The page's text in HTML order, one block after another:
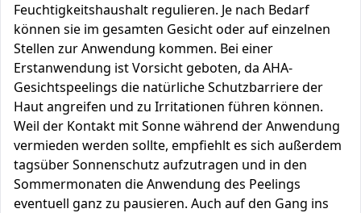
Feuchtigkeitshaushalt regulieren. Je nach Bedarf
können sie im gesamten Gesicht oder auf einzelnen
Stellen zur Anwendung kommen. Bei einer
Erstanwendung ist Vorsicht geboten, da AHA-
Gesichtspeelings die natürliche Schutzbarriere der
Haut angreifen und zu Irritationen führen können.
Weil der Kontakt mit Sonne während der Anwendung
vermieden werden sollte, empfiehlt es sich außerdem
tagsüber Sonnenschutz aufzutragen und in den
Sommermonaten die Anwendung des Peelings
eventuell ganz zu pausieren. Auch auf den Gang ins